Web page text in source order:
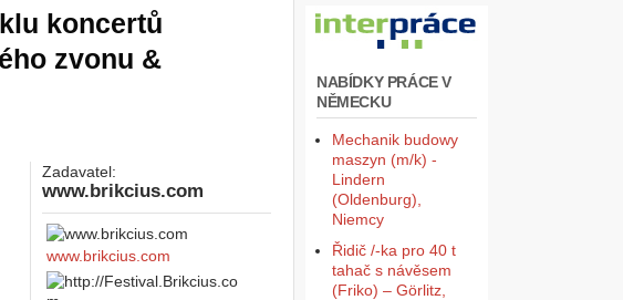
koncertů
zvonu &
Zadavatel:
www.brikcius.com
www.brikcius.com
NABÍDKY PRÁCE V
NĚMECKU
Mechanik budowy
maszyn (m/k) -
Lindern
(Oldenburg),
Niemcy
Řidič /-ka pro 40 t
tahač s návěsem
(Friko) – Görlitz,